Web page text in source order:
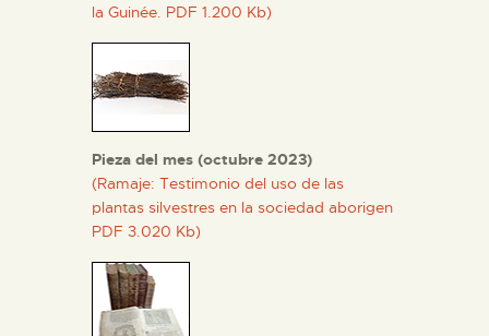
la Guinée. PDF 1.200 Kb)
Pieza del mes (octubre 2023)
(Ramaje: Testimonio del uso de las
plantas silvestres en la sociedad aborigen
PDF 3.020 Kb)